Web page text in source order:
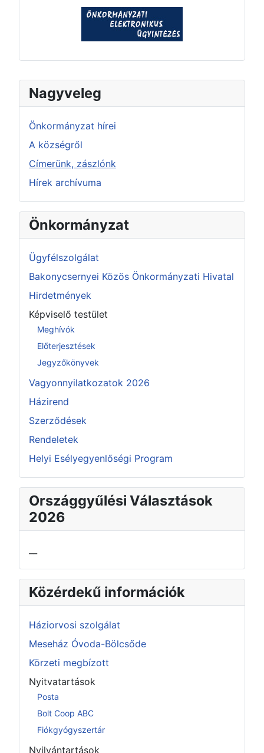
Nagyveleg
Önkormányzat hírei
A községről
Címerünk, zászlónk
Hírek archívuma
Önkormányzat
Ügyfélszolgálat
Bakonycsernyei Közös Önkormányzati Hivatal
Hirdetmények
Képviselő testület
Meghívók
Előterjesztések
Jegyzőkönyvek
Vagyonnyilatkozatok 2026
Házirend
Szerződések
Rendeletek
Helyi Esélyegyenlőségi Program
Országgyűlési Választások
2026
Közérdekű információk
Háziorvosi szolgálat
Meseház Óvoda-Bölcsőde
Körzeti megbízott
Nyitvatartások
Posta
Bolt Coop ABC
Fiókgyógyszertár
Nyilvántartások